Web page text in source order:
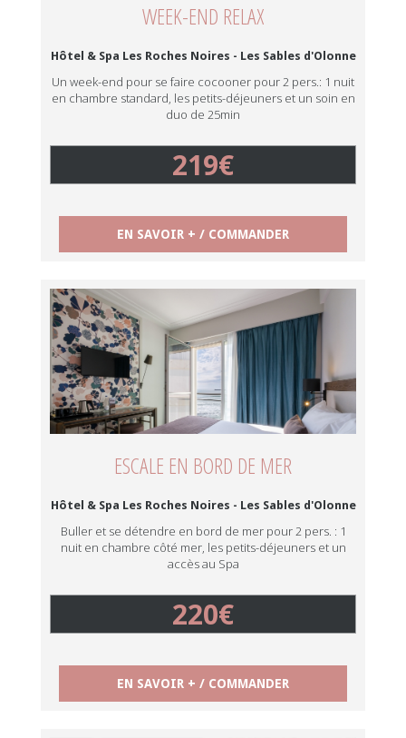
WEEK-END RELAX
Hôtel & Spa Les Roches Noires - Les Sables d'Olonne
Un week-end pour se faire cocooner pour 2 pers.: 1 nuit
en chambre standard, les petits-déjeuners et un soin en
duo de 25min
219€
EN SAVOIR + / COMMANDER
ESCALE EN BORD DE MER
Hôtel & Spa Les Roches Noires - Les Sables d'Olonne
Buller et se détendre en bord de mer pour 2 pers. : 1
nuit en chambre côté mer, les petits-déjeuners et un
accès au Spa
220€
EN SAVOIR + / COMMANDER